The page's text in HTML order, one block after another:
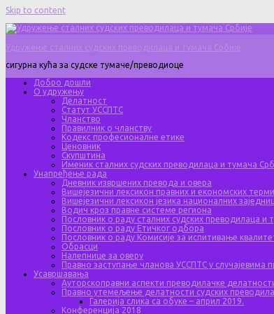
Skip to content
Удружење сталних судских преводилаца и тумача Србије
сигурна кућа за судске тумаче/преводиоце
Добро дошли
О удружењу
Делатност
Статут УССПТС
Чланство
Правилник о чланству
Кодекс професионалне етике
Ценовник
Скупштина
Именик сталних судских преводилаца и тумача
Унапређење рада
Дневник извршених превода и овера
Вишејезични лексикон правних и економских
Вишејезични лексикон језика националних
Водич кроз правне системе региона
Пословник о раду сталних судских преводилаца и
Пословник о раду Етичког одбора
Пословник о раду Комисије за испитивање
Обрасци
Налепнице за оверу
Правно заступање чланова УССПТС у случајевима
Усавршавања
Ауторскоправни аспекти преводилачке
Правно утемељење делатности судских
Галерија слика са обуке – април 2019.
Конференција 2018